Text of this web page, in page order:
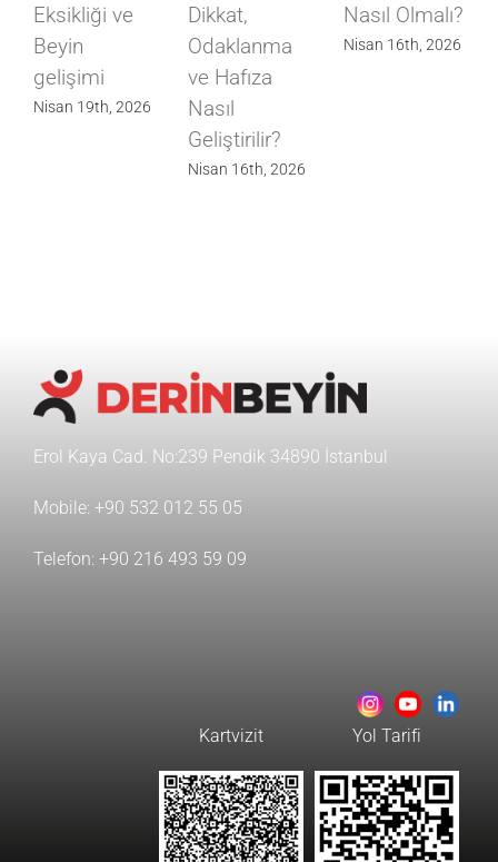
Eksikliği ve
Beyin
gelişimi
Nisan 19th, 2026
Dikkat,
Odaklanma
ve Hafıza
Nasıl
Geliştirilir?
Nisan 16th, 2026
Nasıl Olmalı?
Nisan 16th, 2026
Erol Kaya Cad. No:239 Pendik 34890 İstanbul
Mobile: +90 532 012 55 05
Telefon: +90 216 493 59 09
Yol Tarifi
Kartvizit